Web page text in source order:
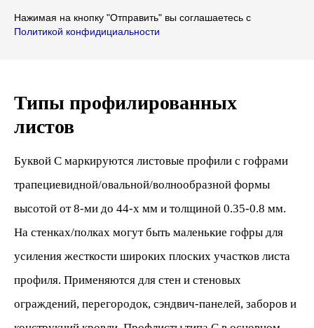
Нажимая на кнопку "Отправить" вы соглашаетесь с
Политикой конфидициальности
Типы профилированных
листов
Буквой С маркируются листовые профили с гофрами
трапециевидной/овальной/волнообразной формы
высотой от 8-ми до 44-х мм и толщиной 0.35-0.8 мм.
На стенках/полках могут быть маленькие гофры для
усиления жесткости широких плоских участков листа
профиля. Применяются для стен и стеновых
ограждений, перегородок, сэндвич-панелей, заборов и